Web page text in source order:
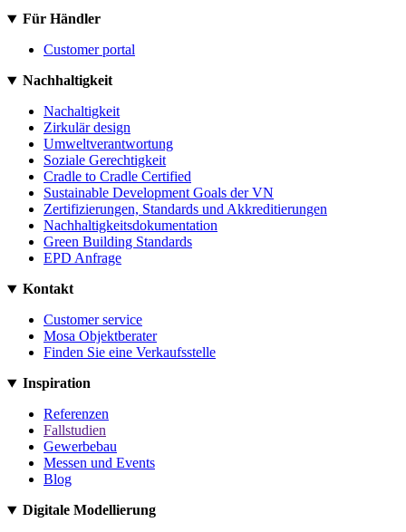
Für Händler
Customer portal
Nachhaltigkeit
Nachaltigkeit
Zirkulär design
Umweltverantwortung
Soziale Gerechtigkeit
Cradle to Cradle Certified
Sustainable Development Goals der VN
Zertifizierungen, Standards und Akkreditierungen
Nachhaltigkeitsdokumentation
Green Building Standards
EPD Anfrage
Kontakt
Customer service
Mosa Objektberater
Finden Sie eine Verkaufsstelle
Inspiration
Referenzen
Fallstudien
Gewerbebau
Messen und Events
Blog
Digitale Modellierung